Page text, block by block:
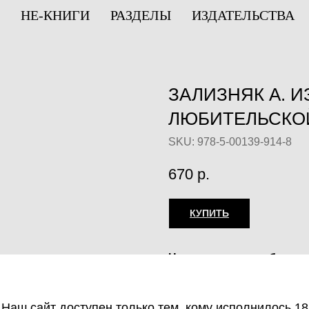
НЕ-КНИГИ РАЗДЕЛЫ ИЗДАТЕЛЬСТВА
ЗАЛИЗНЯК А.
SKU: 978-5-00139-914-8
670 р.
КУПИТЬ
Незаконное